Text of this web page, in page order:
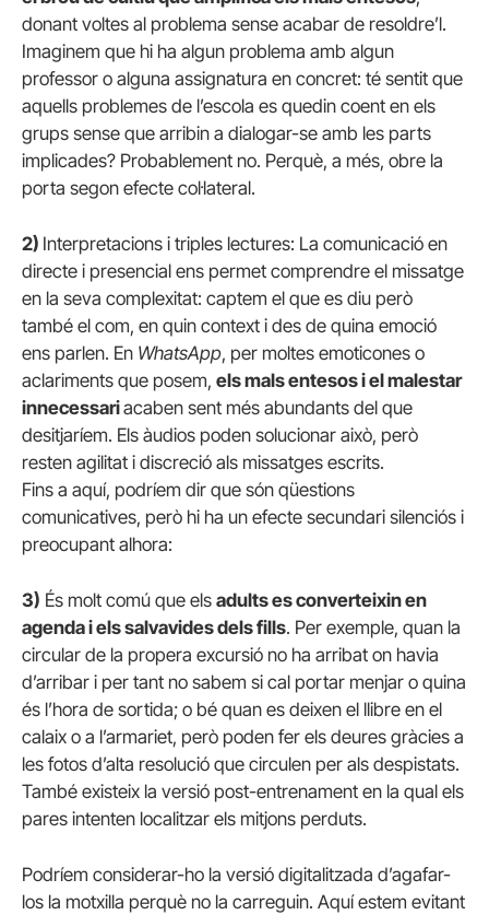
donant voltes al problema sense acabar de resoldre’l.
Imaginem que hi ha algun problema amb algun
professor o alguna assignatura en concret: té sentit que
aquells problemes de l’escola es quedin coent en els
grups sense que arribin a dialogar-se amb les parts
implicades? Probablement no. Perquè, a més, obre la
porta segon efecte col·lateral.
2) Interpretacions i triples lectures: La comunicació en
directe i presencial ens permet comprendre el missatge
en la seva complexitat: captem el que es diu però
també el com, en quin context i des de quina emoció
ens parlen. En WhatsApp, per moltes emoticones o
aclariments que posem, els mals entesos i el malestar
innecessariacaben sent més abundants del que
desitjaríem. Els àudios poden solucionar això, però
resten agilitat i discreció als missatges escrits.
Fins a aquí, podríem dir que són qüestions
comunicatives, però hi ha un efecte secundari silenciós i
preocupant alhora:
3) És molt comú que els adults es converteixin en
agenda i els salvavides dels fills. Per exemple, quan la
circular de la propera excursió no ha arribat on havia
d’arribar i per tant no sabem si cal portar menjar o quina
és l’hora de sortida; o bé quan es deixen el llibre en el
calaix o a l’armariet, però poden fer els deures gràcies a
les fotos d’alta resolució que circulen per als despistats.
També existeix la versió post-entrenament en la qual els
pares intenten localitzar els mitjons perduts.
Podríem considerar-ho la versió digitalitzada d’agafar-
los la motxilla perquè no la carreguin. Aquí estem evitant